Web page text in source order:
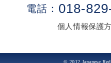
018-
個人情報保護
© 2012 Japanese